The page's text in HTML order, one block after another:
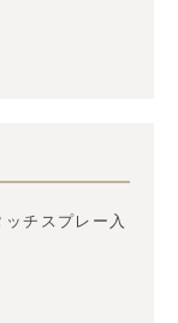
チスプレー入